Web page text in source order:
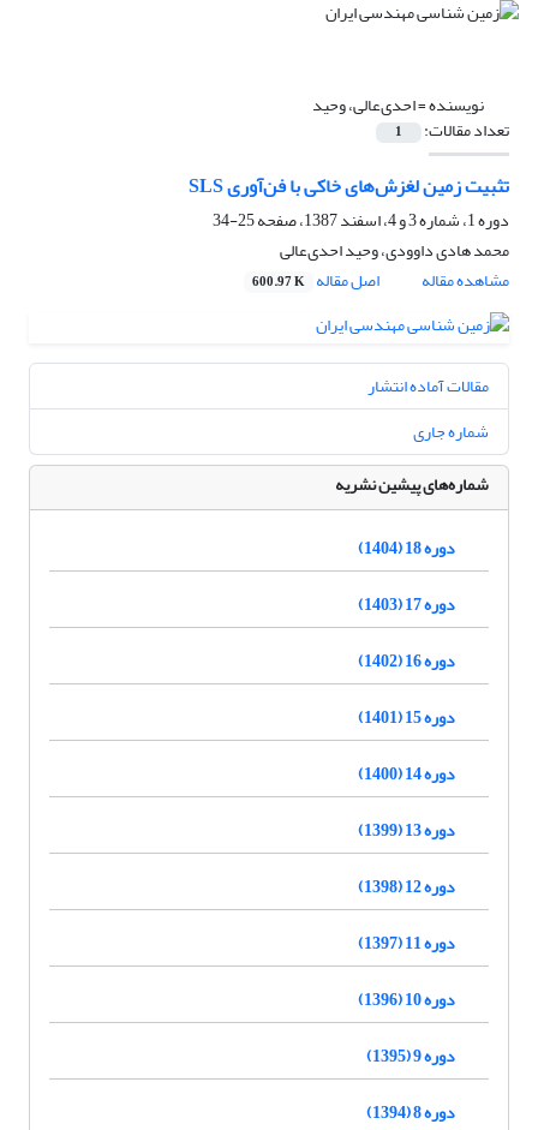
نویسنده =احدی‌عالی، وحید
تعداد مقالات: 1
تثبیت زمین لغزش‌های خاکی با فن‌آوری SLS
دوره 1، شماره 3 و 4، اسفند 1387، صفحه
25-34
محمد هادی داوودی، وحید احدی‌عالی
مشاهده مقاله
اصل مقاله 600.97 K
مقالات آماده انتشار
شماره جاری
شماره‌های پیشین نشریه
دوره 18 (1404)
دوره 17 (1403)
دوره 16 (1402)
دوره 15 (1401)
دوره 14 (1400)
دوره 13 (1399)
دوره 12 (1398)
دوره 11 (1397)
دوره 10 (1396)
دوره 9 (1395)
دوره 8 (1394)